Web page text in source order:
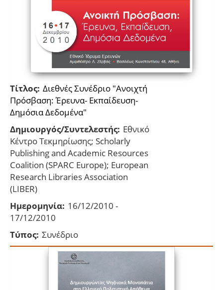
Τίτλος: Διεθνές Συνέδριο "Ανοιχτή
Πρόσβαση: Έρευνα- Εκπαίδευση-
Δημόσια Δεδομένα"
Δημιουργός/Συντελεστής: Εθνικό
Κέντρο Τεκμηρίωσης; Scholarly
Publishing and Academic Resources
Coalition (SPARC Εurope); European
Research Libraries Association
(LIBER)
Ημερομηνία: 16/12/2010 -
17/12/2010
Τύπος: Συνέδριο